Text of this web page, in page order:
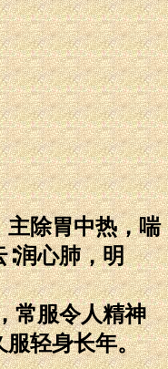
主除胃中热，喘
润心肺，明
常服令人精神
服轻身长年。